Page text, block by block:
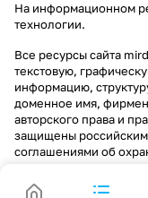
На информационном
технологии.
Все ресурсы сайта
текстовую,
информацию,
доменное имя,
авторского права и
защищены
соглашениями об